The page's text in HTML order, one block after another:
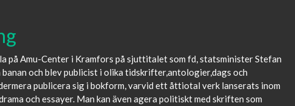
på Amu-Center i Kramfors på sjuttitalet som fd, statsminister Stefan
och blev publicist i olika tidskrifter,antologier,dags och
publicera sig i bokform, varvid ett åttiotal verk lanserats inom
och essayer. Man kan även agera politiskt med skriften som